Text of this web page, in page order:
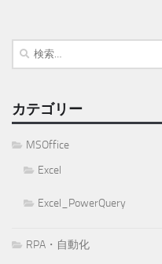
検
カテゴリー
MSOffice
Excel
Excel_PowerQuery
RPA・自動化